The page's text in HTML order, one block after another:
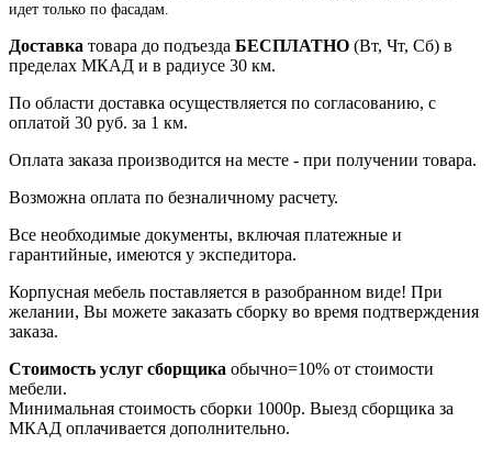
идет только по фасадам.
Доставка товара до подъезда БЕСПЛАТНО (Вт, Чт, Сб) в
пределах МКАД и в радиусе 30 км.
По области доставка осуществляется по согласованию, с
оплатой 30 руб. за 1 км.
Оплата заказа производится на месте - при получении товара.
Возможна оплата по безналичному расчету.
Все необходимые документы, включая платежные и
гарантийные, имеются у экспедитора.
Корпусная мебель поставляется в разобранном виде! При
желании, Вы можете заказать сборку во время подтверждения
заказа.
Стоимость услуг сборщика обычно=10% от стоимости
мебели.
Минимальная стоимость сборки 1000р. Выезд сборщика за
МКАД оплачивается дополнительно.